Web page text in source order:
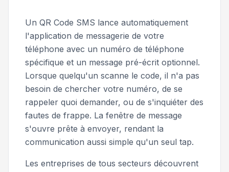
Un QR Code SMS lance automatiquement
l'application de messagerie de votre
téléphone avec un numéro de téléphone
spécifique et un message pré-écrit optionnel.
Lorsque quelqu'un scanne le code, il n'a pas
besoin de chercher votre numéro, de se
rappeler quoi demander, ou de s'inquiéter des
fautes de frappe. La fenêtre de message
s'ouvre prête à envoyer, rendant la
communication aussi simple qu'un seul tap.
Les entreprises de tous secteurs découvrent